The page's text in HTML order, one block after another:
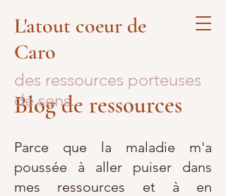
L'atout coeur de
Caro
des ressources porteuses
de sens...
Blog de ressources
Parce que la maladie m'a
poussée à aller puiser dans
mes ressources et à en